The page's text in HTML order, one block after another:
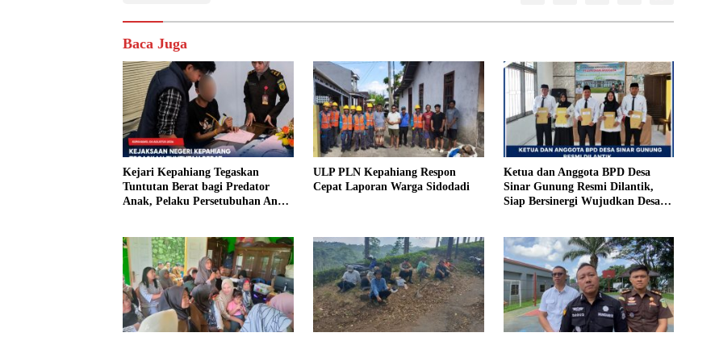
Baca Juga
Kejari Kepahiang Tegaskan
Tuntutan Berat bagi Predator
Anak, Pelaku Persetubuhan Anak
ULP PLN Kepahiang Respon
Cepat Laporan Warga Sidodadi
Ketua dan Anggota BPD Desa
Sinar Gunung Resmi Dilantik,
Siap Bersinergi Wujudkan Desa